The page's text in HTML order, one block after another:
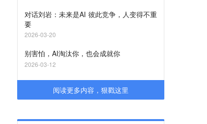
对话刘岩：未来是AI 彼此竞争，人变得不重
要
2026-03-20
别害怕，AI淘汰你，也会成就你
2026-03-12
阅读更多内容，狠戳这里